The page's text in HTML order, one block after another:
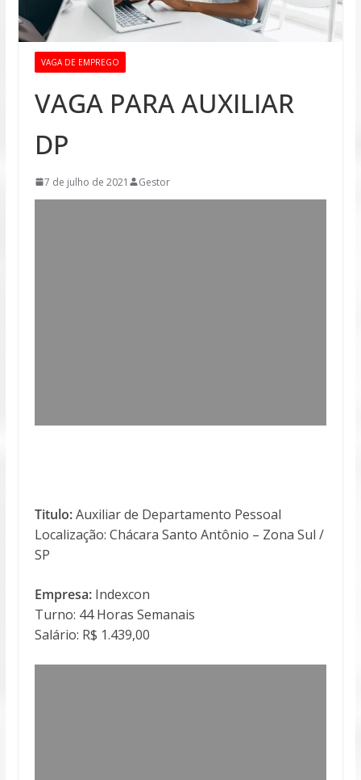
VAGA DE EMPREGO
VAGA PARA AUXILIAR
DP
7 de julho de 2021 Gestor
Titulo:Auxiliar de Departamento Pessoal
Localização: Chácara Santo Antônio – Zona Sul /
SP
Empresa:Indexcon
Turno: 44 Horas Semanais
Salário: R$ 1.439,00